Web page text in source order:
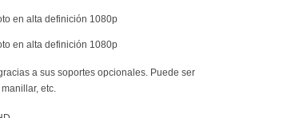
a sus soportes opcionales. Puede ser
etc.